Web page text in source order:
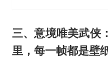
三、意境唯美武侠
里，每一帧都是壁